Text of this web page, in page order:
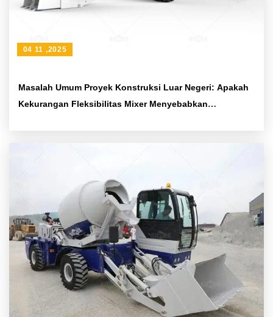
Masalah Umum Proyek Konstruksi Luar Negeri: Apakah
Kekurangan Fleksibilitas Mixer Menyebabkan
04 11 ,2025